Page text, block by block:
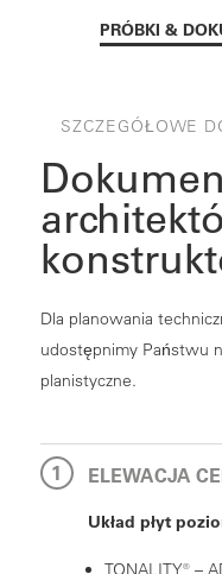
PRÓBKI &
SZCZEGÓŁOWE
Dla planowania
udostępnimy Państwu
planistyczne.
ELEWACJA
Układ płyt
TONALITY® –